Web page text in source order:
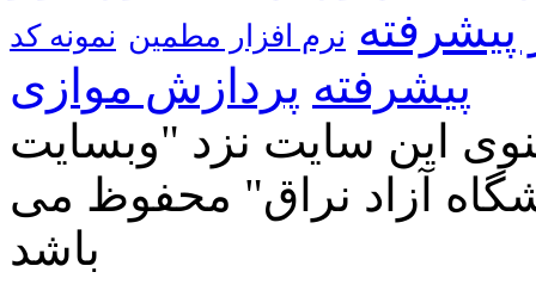
نرم افزار مطمین
پیشرفته پردازش موازی
این سایت نزد "وبسایت
آزاد نراق" محفوظ می
باشد